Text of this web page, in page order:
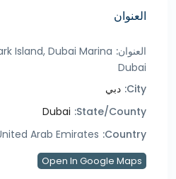
العنوان
العنوان: Island, Dubai Marina
Dubai
City: دبي
State/County:
Dubai
Country:
Arab Emirates
Open In Google Maps